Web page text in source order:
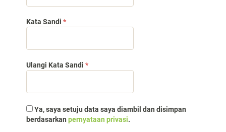
Kata Sandi*Dibutuhkan
Ulangi Kata Sandi*Dibutuhkan
Ya, saya setuju data saya diambil dan disimpan
berdasarkanpernyataan privasi.